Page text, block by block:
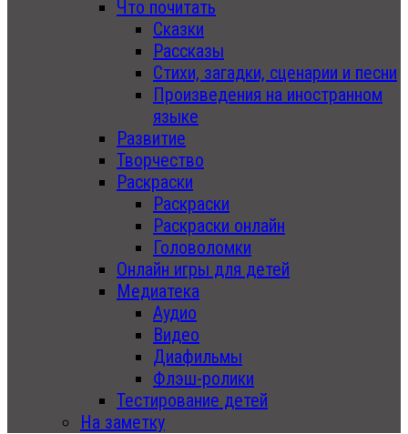
Что почитать
Сказки
Рассказы
Стихи, загадки, сценарии и песни
Произведения на иностранном
языке
Развитие
Творчество
Раскраски
Раскраски
Раскраски онлайн
Головоломки
Онлайн игры для детей
Медиатека
Аудио
Видео
Диафильмы
Флэш-ролики
Тестирование детей
На заметку